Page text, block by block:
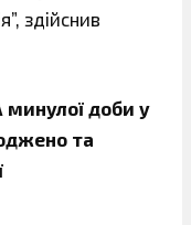
здійснив
минулої доби у
та